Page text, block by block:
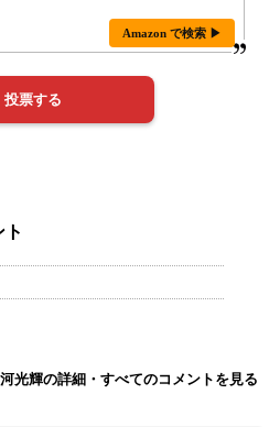
Amazon で検索 ▶
光輝の詳細・すべてのコメントを見る